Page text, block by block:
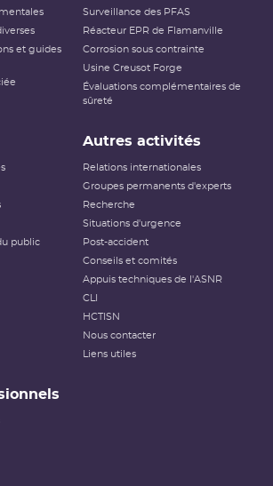
et guides
Surveillance des PFAS
Réacteur EPR de Flamanville
Corrosion sous contrainte
Usine Creusot Forge
Évaluations complémentaires de
sûreté
public
Autres activités
Relations internationales
Groupes permanents d'experts
Recherche
Situations d'urgence
Post-accident
Conseils et comités
Appuis techniques de l'ASNR
CLI
HCTISN
Nous contacter
Liens utiles